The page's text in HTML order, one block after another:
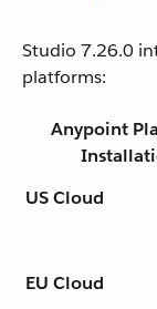
Studio 7.26.0
platforms:
Anypoint
US Cloud
EU Cloud